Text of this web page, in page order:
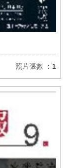
照片張數 ：1